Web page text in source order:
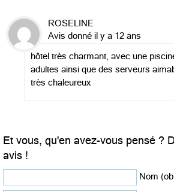
ROSELINE
Avis donné il y a 12 ans
hôtel très charmant, avec une
adultes ainsi que des serveurs
très chaleureux
Et vous, qu'en avez-vous pensé ?
avis !
Nom